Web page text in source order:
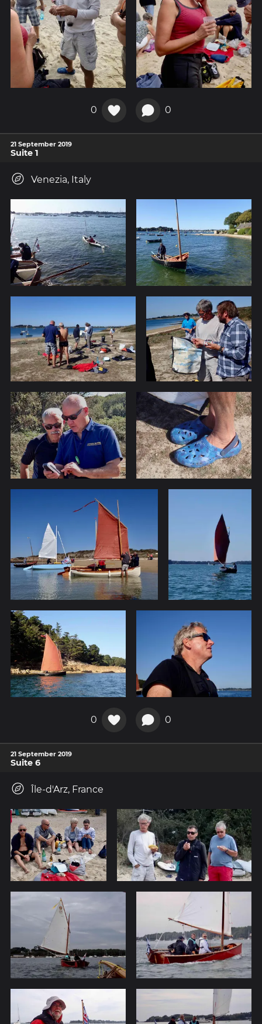
0 0
21 September 2019
Suite 1
Venezia, Italy
0 0
21 September 2019
Suite 6
Île-d'Arz, France